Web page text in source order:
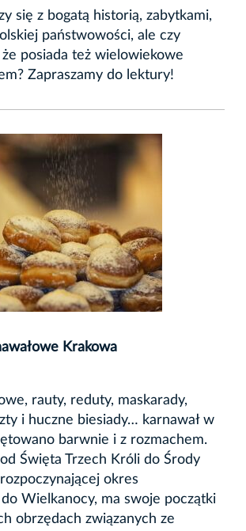
się z bogatą historią, zabytkami,
państwowości, ale czy
posiada też wielowiekowe
Zapraszamy do lektury!
Krakowa
rauty, reduty, maskarady,
i huczne biesiady… karnawał w
barwnie i z rozmachem.
Święta Trzech Króli do Środy
okres
Wielkanocy, ma swoje początki
obrzędach związanych ze